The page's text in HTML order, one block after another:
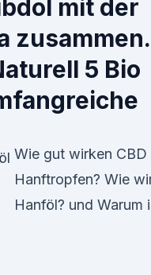
mit der
zusammen.
5 Bio
Wie gut wirken CBD
Hanftropfen? Wie
Hanföl? und Warum